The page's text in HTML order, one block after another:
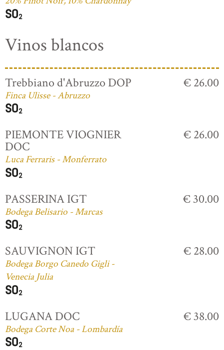
Vinos blancos
Trebbiano d'Abruzzo DOP
Finca Ulisse - Abruzzo
€ 26.00
PIEMONTE VIOGNIER
DOC
Luca Ferraris - Monferrato
€ 26.00
PASSERINA IGT
Bodega Belisario - Marcas
€ 30.00
SAUVIGNON IGT
Bodega Borgo Canedo Gigli -
Venecia Julia
€ 28.00
LUGANA DOC
Bodega Corte Noa - Lombardía
€ 38.00